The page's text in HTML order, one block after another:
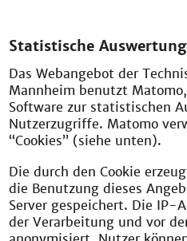
Statistische
Das Webangebot der
Mannheim benutzt
Software zur statistischen
Nutzerzugriffe. Matomo
“Cookies” (siehe unten).
Die durch den Cookie
die Benutzung dieses
Server gespeichert. Die IP-
der Verarbeitung und vor